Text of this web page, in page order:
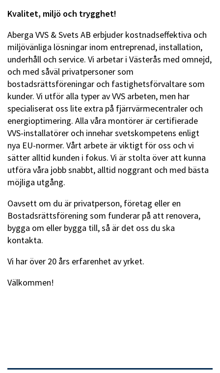
Kvalitet, miljö och trygghet!
Aberga VVS & Svets AB erbjuder kostnadseffektiva och
miljövänliga lösningar inom entreprenad, installation,
underhåll och service. Vi arbetar i Västerås med omnejd,
och med såväl privatpersoner som
bostadsrättsföreningar och fastighetsförvaltare som
kunder. Vi utför alla typer av VVS arbeten, men har
specialiserat oss lite extra på fjärrvärmecentraler och
energioptimering. Alla våra montörer är certifierade
VVS-installatörer och innehar svetskompetens enligt
nya EU-normer. Vårt arbete är viktigt för oss och vi
sätter alltid kunden i fokus. Vi är stolta över att kunna
utföra våra jobb snabbt, alltid noggrant och med bästa
möjliga utgång.
Oavsett om du är privatperson, företag eller en
Bostadsrättsförening som funderar på att renovera,
bygga om eller bygga till, så är det oss du ska
kontakta.
Vi har över 20 års erfarenhet av yrket.
Välkommen!